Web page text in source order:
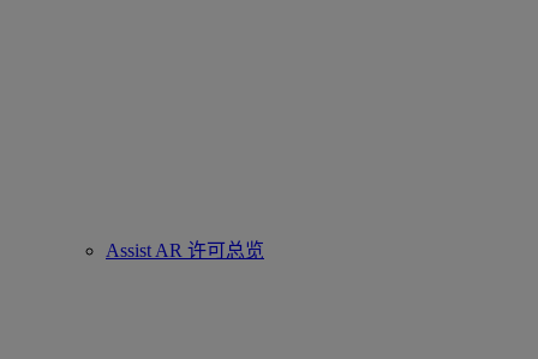
Assist AR 许可总览